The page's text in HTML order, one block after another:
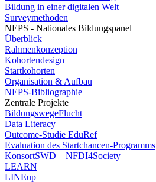
Bildung in einer digitalen Welt
Surveymethoden
NEPS - Nationales Bildungspanel
Überblick
Rahmenkonzeption
Kohortendesign
Startkohorten
Organisation & Aufbau
NEPS-Bibliographie
Zentrale Projekte
BildungswegeFlucht
Data Literacy
Outcome-Studie EduRef
Evaluation des Startchancen-Programms
KonsortSWD – NFDI4Society
LEARN
LINEup